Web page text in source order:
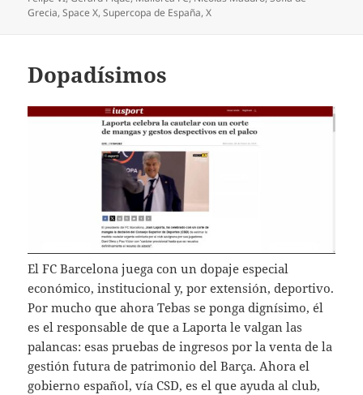
Grecia,Space X,Supercopa de España,X
Dopadísimos
El FC Barcelona juega con un dopaje especial
económico, institucional y, por extensión, deportivo.
Por mucho que ahora Tebas se ponga dignísimo, él
es el responsable de que a Laporta le valgan las
palancas: esas pruebas de ingresos por la venta de la
gestión futura de patrimonio del Barça. Ahora el
gobierno español, vía CSD, es el que ayuda al club,